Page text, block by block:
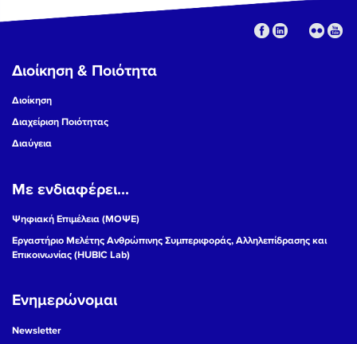
Διοίκηση & Ποιότητα
Διοίκηση
Διαχείριση Ποιότητας
Διαύγεια
Με ενδιαφέρει...
Ψηφιακή Επιμέλεια (ΜΟΨΕ)
Εργαστήριο Μελέτης Ανθρώπινης Συμπεριφοράς, Αλληλεπίδρασης και
Επικοινωνίας (HUBIC Lab)
Ενημερώνομαι
Newsletter